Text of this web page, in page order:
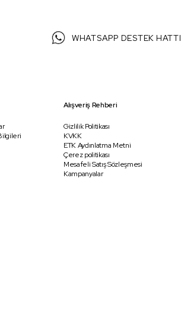
WHATSAPP DESTEK HATTI
Alışveriş Rehberi
Gizlilik Politikası
KVKK
ETK Aydınlatma Metni
Çerez politikası
Mesafeli Satış Sözleşmesi
Kampanyalar